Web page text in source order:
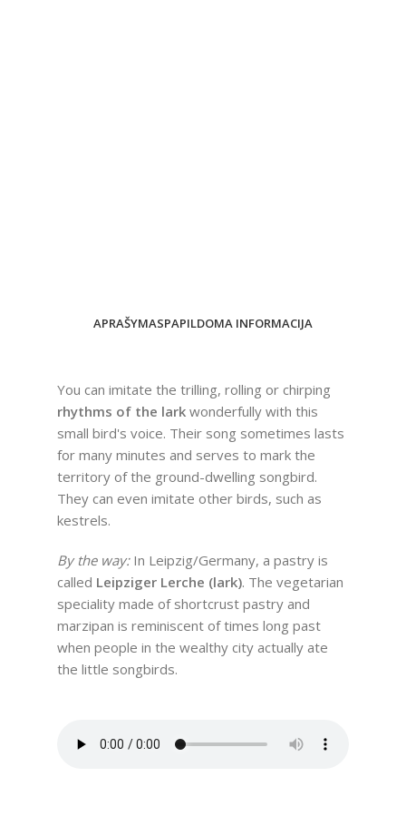
APRAŠYMASPAPILDOMA INFORMACIJA
You can imitate the trilling, rolling or chirping
rhythms of the lark wonderfully with this
small bird's voice. Their song sometimes lasts
for many minutes and serves to mark the
territory of the ground-dwelling songbird.
They can even imitate other birds, such as
kestrels.
By the way: In Leipzig/Germany, a pastry is
called Leipziger Lerche (lark). The vegetarian
speciality made of shortcrust pastry and
marzipan is reminiscent of times long past
when people in the wealthy city actually ate
the little songbirds.